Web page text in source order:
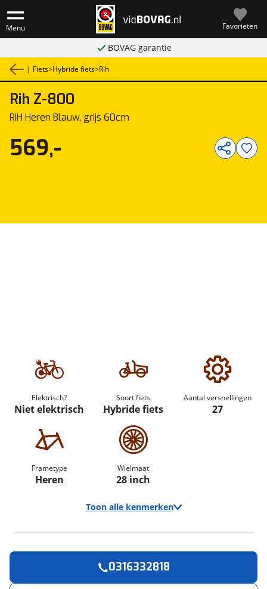
Menu Favorieten
BOVAG garantie
| Fiets>Hybride fiets>Rih
Rih Z-800
RIH Heren Blauw, grijs 60cm
Elektrisch?
Niet elektrisch
Soort fiets
Hybride fiets
Aantal versnellingen
27
Frametype
Heren
Wielmaat
28 inch
Toon alle kenmerken
569,-
0316332818
nu!